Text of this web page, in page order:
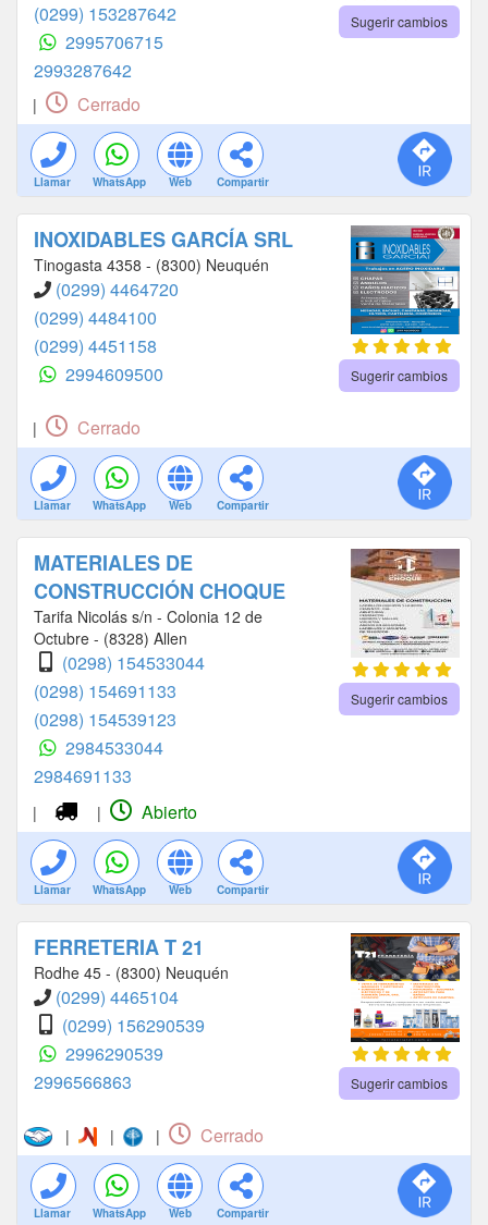
(0299) 153287642
2995706715
2993287642
Sugerir cambios
| Cerrado
Llamar WhatsApp Web Compartir
INOXIDABLES GARCÍA SRL
Tinogasta 4358 - (8300) Neuquén
(0299) 4464720
(0299) 4484100
(0299) 4451158
2994609500
Sugerir cambios
| Cerrado
Llamar WhatsApp Web Compartir
MATERIALES DE
CONSTRUCCIÓN CHOQUE
Tarifa Nicolás s/n - Colonia 12 de
Octubre - (8328) Allen
(0298) 154533044
(0298) 154691133
(0298) 154539123
2984533044
2984691133
Sugerir cambios
| | Abierto
Llamar WhatsApp Web Compartir
FERRETERIA T 21
Rodhe 45 - (8300) Neuquén
(0299) 4465104
(0299) 156290539
2996290539
2996566863
Sugerir cambios
| | | Cerrado
Llamar WhatsApp Web Compartir